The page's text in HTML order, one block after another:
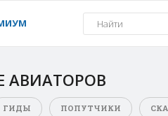
АВИАТОРОВ
ГИДЫ ПОПУТЧИКИ